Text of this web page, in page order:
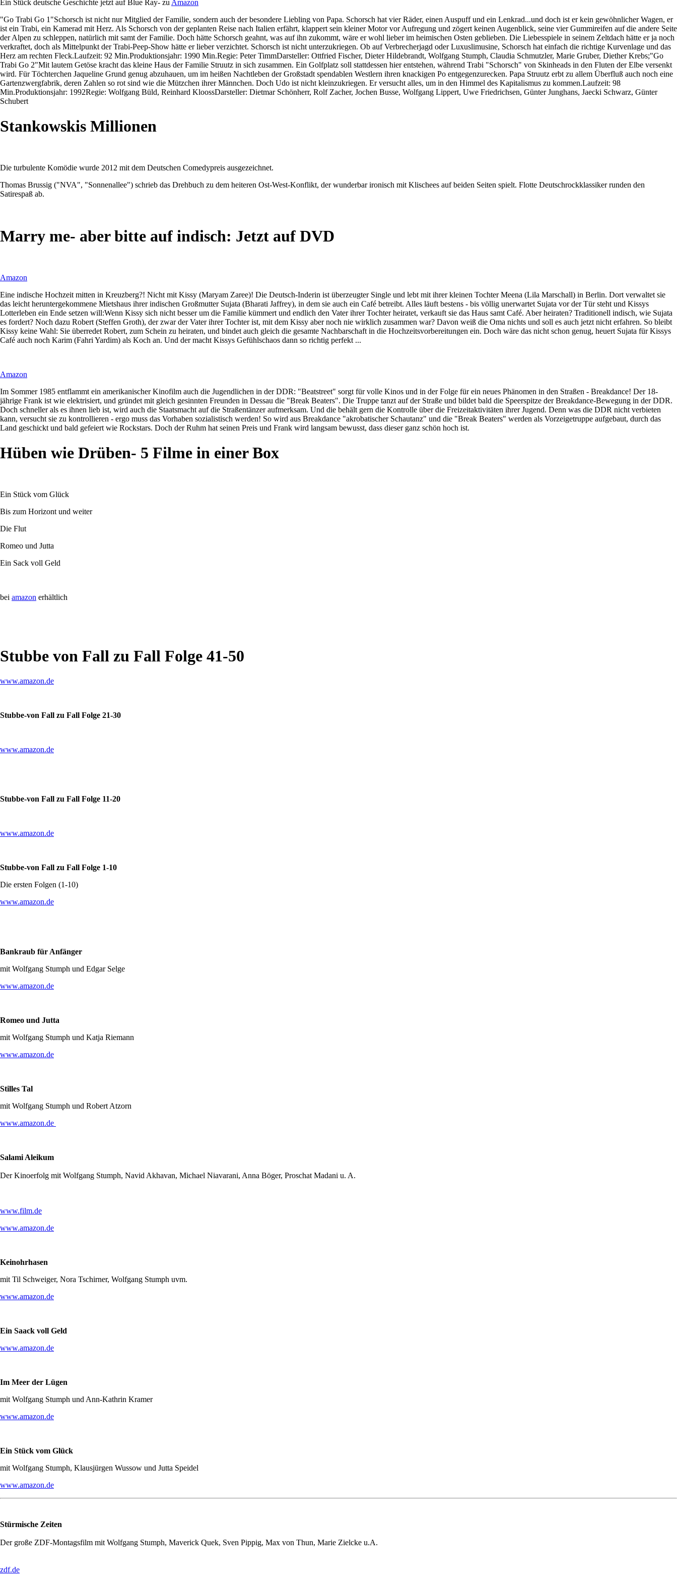
Ein Stück deutsche Geschichte jetzt auf Blue Ray- zu Amazon
"Go Trabi Go 1"Schorsch ist nicht nur Mitglied der Familie, sondern auch der besondere Liebling von Papa. Schorsch hat vier Räder, einen Auspuff und ein Lenkrad...und doch ist er kein gewöhnlicher Wagen, er
ist ein Trabi, ein Kamerad mit Herz. Als Schorsch von der geplanten Reise nach Italien erfährt, klappert sein kleiner Motor vor Aufregung und zögert keinen Augenblick, seine vier Gummireifen auf die andere Seite
der Alpen zu schleppen, natürlich mit samt der Familie. Doch hätte Schorsch geahnt, was auf ihn zukommt, wäre er wohl lieber im heimischen Osten geblieben. Die Liebesspiele in seinem Zeltdach hätte er ja noch
verkraftet, doch als Mittelpunkt der Trabi-Peep-Show hätte er lieber verzichtet. Schorsch ist nicht unterzukriegen. Ob auf Verbrecherjagd oder Luxuslimusine, Schorsch hat einfach die richtige Kurvenlage und das
Herz am rechten Fleck.Laufzeit: 92 Min.Produktionsjahr: 1990 Min.Regie: Peter TimmDarsteller: Ottfried Fischer, Dieter Hildebrandt, Wolfgang Stumph, Claudia Schmutzler, Marie Gruber, Diether Krebs;"Go
Trabi Go 2"Mit lautem Getöse kracht das kleine Haus der Familie Struutz in sich zusammen. Ein Golfplatz soll stattdessen hier entstehen, während Trabi "Schorsch" von Skinheads in den Fluten der Elbe versenkt
wird. Für Töchterchen Jaqueline Grund genug abzuhauen, um im heißen Nachtleben der Großstadt spendablen Westlern ihren knackigen Po entgegenzurecken. Papa Struutz erbt zu allem Überfluß auch noch eine
Gartenzwergfabrik, deren Zahlen so rot sind wie die Mützchen ihrer Männchen. Doch Udo ist nicht kleinzukriegen. Er versucht alles, um in den Himmel des Kapitalismus zu kommen.Laufzeit: 98
Min.Produktionsjahr: 1992Regie: Wolfgang Büld, Reinhard KloossDarsteller: Dietmar Schönherr, Rolf Zacher, Jochen Busse, Wolfgang Lippert, Uwe Friedrichsen, Günter Junghans, Jaecki Schwarz, Günter
Schubert
Stankowskis Millionen
Die turbulente Komödie wurde 2012 mit dem Deutschen Comedypreis ausgezeichnet.
Thomas Brussig ("NVA", "Sonnenallee") schrieb das Drehbuch zu dem heiteren Ost-West-Konflikt, der wunderbar ironisch mit Klischees auf beiden Seiten spielt. Flotte Deutschrockklassiker runden den
Satirespaß ab.
Marry me- aber bitte auf indisch: Jetzt auf DVD
Amazon
Eine indische Hochzeit mitten in Kreuzberg?! Nicht mit Kissy (Maryam Zaree)! Die Deutsch-Inderin ist überzeugter Single und lebt mit ihrer kleinen Tochter Meena (Lila Marschall) in Berlin. Dort verwaltet sie
das leicht heruntergekommene Mietshaus ihrer indischen Großmutter Sujata (Bharati Jaffrey), in dem sie auch ein Café betreibt. Alles läuft bestens - bis völlig unerwartet Sujata vor der Tür steht und Kissys
Lotterleben ein Ende setzen will:Wenn Kissy sich nicht besser um die Familie kümmert und endlich den Vater ihrer Tochter heiratet, verkauft sie das Haus samt Café. Aber heiraten? Traditionell indisch, wie Sujata
es fordert? Noch dazu Robert (Steffen Groth), der zwar der Vater ihrer Tochter ist, mit dem Kissy aber noch nie wirklich zusammen war? Davon weiß die Oma nichts und soll es auch jetzt nicht erfahren. So bleibt
Kissy keine Wahl: Sie überredet Robert, zum Schein zu heiraten, und bindet auch gleich die gesamte Nachbarschaft in die Hochzeitsvorbereitungen ein. Doch wäre das nicht schon genug, heuert Sujata für Kissys
Café auch noch Karim (Fahri Yardim) als Koch an. Und der macht Kissys Gefühlschaos dann so richtig perfekt ...
Amazon
Im Sommer 1985 entflammt ein amerikanischer Kinofilm auch die Jugendlichen in der DDR: "Beatstreet" sorgt für volle Kinos und in der Folge für ein neues Phänomen in den Straßen - Breakdance! Der 18-
jährige Frank ist wie elektrisiert, und gründet mit gleich gesinnten Freunden in Dessau die "Break Beaters". Die Truppe tanzt auf der Straße und bildet bald die Speerspitze der Breakdance-Bewegung in der DDR.
Doch schneller als es ihnen lieb ist, wird auch die Staatsmacht auf die Straßentänzer aufmerksam. Und die behält gern die Kontrolle über die Freizeitaktivitäten ihrer Jugend. Denn was die DDR nicht verbieten
kann, versucht sie zu kontrollieren - ergo muss das Vorhaben sozialistisch werden! So wird aus Breakdance "akrobatischer Schautanz" und die "Break Beaters" werden als Vorzeigetruppe aufgebaut, durch das
Land geschickt und bald gefeiert wie Rockstars. Doch der Ruhm hat seinen Preis und Frank wird langsam bewusst, dass dieser ganz schön hoch ist.
Hüben wie Drüben- 5 Filme in einer Box
Ein Stück vom Glück
Bis zum Horizont und weiter
Die Flut
Romeo und Jutta
Ein Sack voll Geld
bei amazon erhältlich
Stubbe von Fall zu Fall Folge 41-50
www.amazon.de
Stubbe-von Fall zu Fall Folge 21-30
www.amazon.de
Stubbe-von Fall zu Fall Folge 11-20
www.amazon.de
Stubbe-von Fall zu Fall Folge 1-10
Die ersten Folgen (1-10)
www.amazon.de
Bankraub für Anfänger
mit Wolfgang Stumph und Edgar Selge
www.amazon.de
Romeo und Jutta
mit Wolfgang Stumph und Katja Riemann
www.amazon.de
Stilles Tal
mit Wolfgang Stumph und Robert Atzorn
www.amazon.de
Salami Aleikum
Der Kinoerfolg mit Wolfgang Stumph, Navid Akhavan, Michael Niavarani, Anna Böger, Proschat Madani u. A.
www.film.de
www.amazon.de
Keinohrhasen
mit Til Schweiger, Nora Tschirner, Wolfgang Stumph uvm.
www.amazon.de
Ein Saack voll Geld
www.amazon.de
Im Meer der Lügen
mit Wolfgang Stumph und Ann-Kathrin Kramer
www.amazon.de
Ein Stück vom Glück
mit Wolfgang Stumph, Klausjürgen Wussow und Jutta Speidel
www.amazon.de
Stürmische Zeiten
Der große ZDF-Montagsfilm mit Wolfgang Stumph, Maverick Quek, Sven Pippig, Max von Thun, Marie Zielcke u.A.
zdf.de